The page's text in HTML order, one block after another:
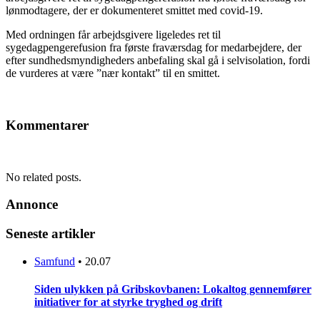
lønmodtagere, der er dokumenteret smittet med covid-19.
Med ordningen får arbejdsgivere ligeledes ret til
sygedagpengerefusion fra første fraværsdag for medarbejdere, der
efter sundhedsmyndigheders anbefaling skal gå i selvisolation, fordi
de vurderes at være ”nær kontakt” til en smittet.
Kommentarer
No related posts.
Annonce
Seneste artikler
Samfund • 20.07
Siden ulykken på Gribskovbanen: Lokaltog gennemfører
initiativer for at styrke tryghed og drift